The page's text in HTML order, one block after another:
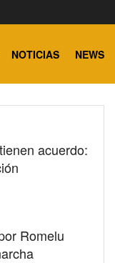
NOTICIAS NEWS
acuerdo:
Romelu